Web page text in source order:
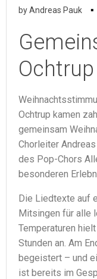
byAndreas Pauk ▪
Ochtrup
Ochtrup kamen
gemeinsam
Chorleiter
des Pop-Chors
besonderen
Die Liedtexte auf
Mitsingen für alle
Temperaturen
Stunden an. Am
begeistert – und
ist bereits im